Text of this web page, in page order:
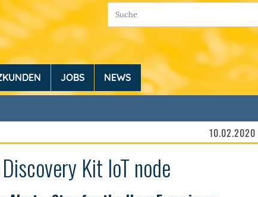
JOBS NEWS
10.02.2020
Kit IoT node